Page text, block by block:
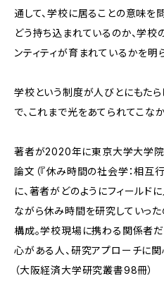
通して、学校に居ることの意味
どう持ち込まれているのか、学校
ンティティが育まれているかを明
学校という制度が人びとにもた
で、これまで光をあてられてこな
著者が2020年に東京大学大学
論文（『休み時間の社会学：相互行
に、著者がどのようにフィールド
ながら休み時間を研究していった
構成。学校現場に携わる関係者
心がある人、研究アプローチに
（大阪経済大学研究叢書98冊）